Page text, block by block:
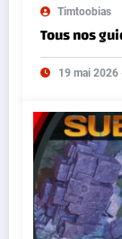
Timtoobias
Tous nos
19 mai 2026